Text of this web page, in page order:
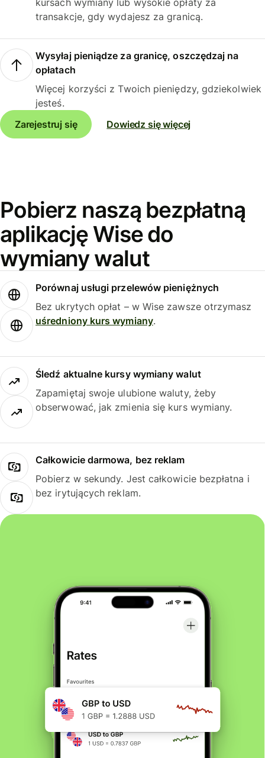
kursach wymiany lub wysokie opłaty za
transakcje, gdy wydajesz za granicą.
Wysyłaj pieniądze za granicę, oszczędzaj na
opłatach
Więcej korzyści z Twoich pieniędzy, gdziekolwiek
jesteś.
Zarejestruj się
Dowiedz się więcej
Pobierz naszą bezpłatną
aplikację Wise do
wymiany walut
Porównaj usługi przelewów pieniężnych
Bez ukrytych opłat – w Wise zawsze otrzymasz
uśredniony kurs wymiany.
Śledź aktualne kursy wymiany walut
Zapamiętaj swoje ulubione waluty, żeby
obserwować, jak zmienia się kurs wymiany.
Całkowicie darmowa, bez reklam
Pobierz w sekundy. Jest całkowicie bezpłatna i
bez irytujących reklam.